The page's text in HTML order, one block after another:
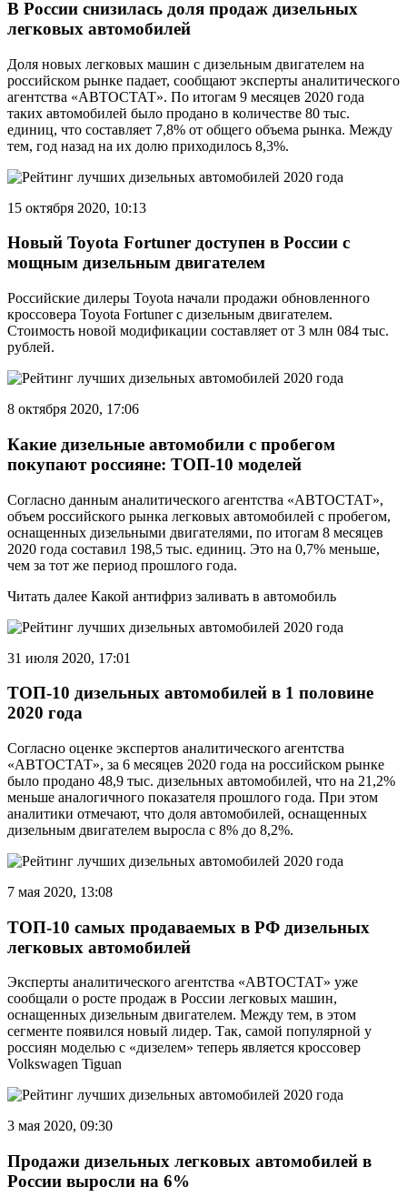
В России снизилась доля продаж дизельных
легковых автомобилей
Доля новых легковых машин с дизельным двигателем на
российском рынке падает, сообщают эксперты аналитического
агентства «АВТОСТАТ». По итогам 9 месяцев 2020 года
таких автомобилей было продано в количестве 80 тыс.
единиц, что составляет 7,8% от общего объема рынка. Между
тем, год назад на их долю приходилось 8,3%.
15 октября 2020, 10:13
Новый Toyota Fortuner доступен в России с
мощным дизельным двигателем
Российские дилеры Toyota начали продажи обновленного
кроссовера Toyota Fortuner с дизельным двигателем.
Стоимость новой модификации составляет от 3 млн 084 тыс.
рублей.
8 октября 2020, 17:06
Какие дизельные автомобили с пробегом
покупают россияне: ТОП-10 моделей
Согласно данным аналитического агентства «АВТОСТАТ»,
объем российского рынка легковых автомобилей с пробегом,
оснащенных дизельными двигателями, по итогам 8 месяцев
2020 года составил 198,5 тыс. единиц. Это на 0,7% меньше,
чем за тот же период прошлого года.
Читать далее Какой антифриз заливать в автомобиль
31 июля 2020, 17:01
ТОП-10 дизельных автомобилей в 1 половине
2020 года
Согласно оценке экспертов аналитического агентства
«АВТОСТАТ», за 6 месяцев 2020 года на российском рынке
было продано 48,9 тыс. дизельных автомобилей, что на 21,2%
меньше аналогичного показателя прошлого года. При этом
аналитики отмечают, что доля автомобилей, оснащенных
дизельным двигателем выросла с 8% до 8,2%.
7 мая 2020, 13:08
ТОП-10 самых продаваемых в РФ дизельных
легковых автомобилей
Эксперты аналитического агентства «АВТОСТАТ» уже
сообщали о росте продаж в России легковых машин,
оснащенных дизельным двигателем. Между тем, в этом
сегменте появился новый лидер. Так, самой популярной у
россиян моделью с «дизелем» теперь является кроссовер
Volkswagen Tiguan
3 мая 2020, 09:30
Продажи дизельных легковых автомобилей в
России выросли на 6%